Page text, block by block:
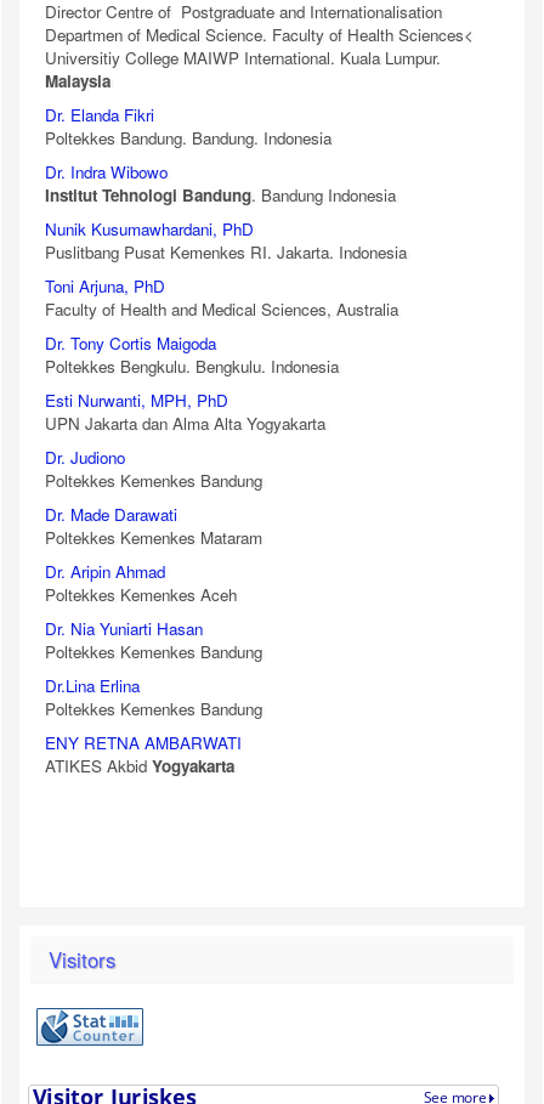
Director Centre of Postgraduate and Internationalisation
Departmen of Medical Science. Faculty of Health Sciences<
Universitiy College MAIWP International. Kuala Lumpur.
Malaysia
Dr. Elanda Fikri
Poltekkes Bandung. Bandung. Indonesia
Dr. Indra Wibowo
Institut Tehnologi Bandung. Bandung Indonesia
Nunik Kusumawhardani, PhD
Puslitbang Pusat Kemenkes RI. Jakarta. Indonesia
Toni Arjuna, PhD
Faculty of Health and Medical Sciences, Australia
Dr. Tony Cortis Maigoda
Poltekkes Bengkulu. Bengkulu. Indonesia
Esti Nurwanti, MPH, PhD
UPN Jakarta dan Alma Alta Yogyakarta
Dr. Judiono
Poltekkes Kemenkes Bandung
Dr. Made Darawati
Poltekkes Kemenkes Mataram
Dr. Aripin Ahmad
Poltekkes Kemenkes Aceh
Dr. Nia Yuniarti Hasan
Poltekkes Kemenkes Bandung
Dr.Lina Erlina
Poltekkes Kemenkes Bandung
ENY RETNA AMBARWATI
ATIKES Akbid Yogyakarta
Visitors